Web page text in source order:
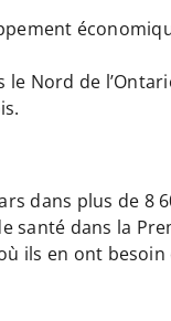
le Nord de
dans plus de 8
santé dans la
ils en ont